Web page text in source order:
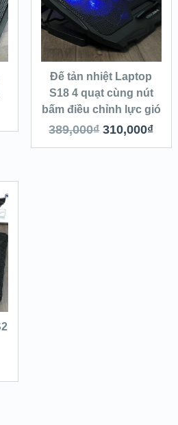
Đế tản nhiệt Laptop
S18 4 quạt cùng nút
bấm điều chỉnh lực gió
389,000₫ 310,000₫